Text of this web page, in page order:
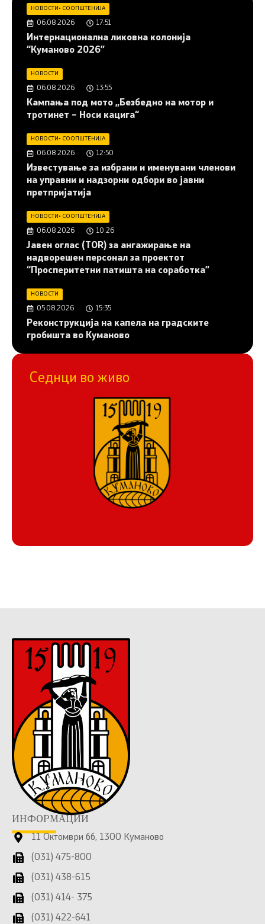
НОВОСТИ• СООПШТЕНИЈА
06.08.2026 17:51
Интернационална ликовна колонија
“Куманово 2026”
НОВОСТИ
06.08.2026 13:55
Кампања под мото „Безбедно на мотор и
тротинет – Носи кацига“
НОВОСТИ• СООПШТЕНИЈА
06.08.2026 12:50
Известување за избрани и именувани членови
на управни и надзорни одбори во јавни
претпријатија
НОВОСТИ• СООПШТЕНИЈА
06.08.2026 10:26
Јавен оглас (ТОR) за ангажирање на
надворешен персонал за проектот
“Просперитетни патишта на соработка”
НОВОСТИ
05.08.2026 15:35
Реконструкција на капела на градските
гробишта во Куманово
Седнци во живо
ИНФОРМАЦИИ
11 Октомври бб, 1300 Куманово
(031) 475-800
(031) 438-615
(031) 414- 375
(031) 422-641